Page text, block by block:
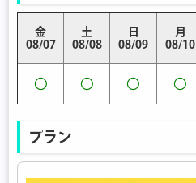
金
08/07
土
08/08
日
08/09
月
08/10
〇 〇 〇 〇
プラン